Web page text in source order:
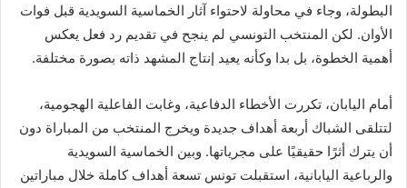
البطولة، وجاء في محاولة لاحتواء آثار الخماسية السويدية قبل فوات
الأوان. لكن المنتخب التونسي لم ينجح في تقديم رد فعل يعكس
أهمية الخطوة، بل بدا وكأنه يعيد إنتاج المشهد ذاته بصورة مختلفة.
أمام اليابان، تكررت الأخطاء الدفاعية، وغابت الفاعلية الهجومية،
لتتلقى الشباك أربعة أهداف جديدة ويخرج المنتخب من المباراة دون
أن يترك أثرًا حقيقيًا على مجرياتها. وبين الخماسية السويدية
والرباعية اليابانية، استقبلت تونس تسعة أهداف كاملة خلال مباراتين